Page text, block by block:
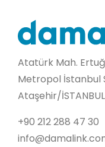
Atatürk Mah.
Metropol İstanbul
Ataşehir/İSTANBUL
+90 212 288 47 30